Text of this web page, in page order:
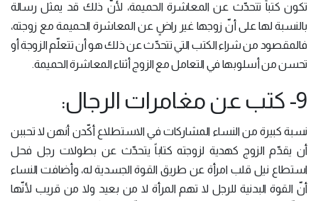
تكون كتباً تتحدّث عن المعاشرة الحميمة، لأنّ ذلك قد يمثل رسالة
بالنسبة لها على أنّ زوجها غير راضٍ عن المعاشرة الحميمة مع زوجته،
فالمقصود من شراء الكتب التي تتحدّث عن ذلك هو أن تتعلّم الزوجة أو
تحسن من أسلوبها في التعامل مع الزوج أثناء المعاشرة الحميمة.
9- كتب عن مغامرات الرجال:
نسبة كبيرة من النساء المشاركات في الاستطلاع أكّدن أنهن لا تحببن
أن يقدّم الزوج كهدية لزوجته كتاباً يتحدّث عن بطولات رجل فحل
استطاع نيل قلب امرأة عن طريق القوة الجسدية له، وأضافت النساء
أنّ القوة البدنية للرجل لا تهم المرأة لا من بعيد ولا من قريب لأنّها